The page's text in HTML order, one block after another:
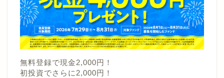
無料登録で現金2,000円！
初投資でさらに2,000円！